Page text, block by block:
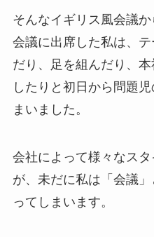
そんなイギリス風会議
会議に出席した私は、
だり、足を組んだり、
したりと初日から問題
まいました。
会社によって様々なス
が、未だに私は「会議
ってしまいます。